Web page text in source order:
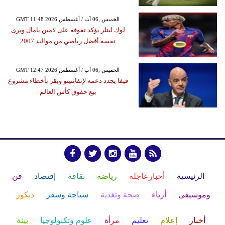
GMT 11:48 2026 الخميس ,06 آب / أغسطس
لوك ليتلر يؤكد تفوقه على لامين يامال ويرى
نفسه أفضل رياضي من مواليد 2007
GMT 12:47 2026 الخميس ,06 آب / أغسطس
فيفا يجدد دعمه لإنفانتينو ويقر بأخطاء مشروع
بيع حقوق كأس العالم
الرئيسية أخبارعاجلة رياضة ثقافة إقتصاد فن
وموسيقى أزياء صحة وتغذية سياحة وسفر ديكور
أخبار إعلام تعليم مرأة علوم وتكنولوجيا بيئة